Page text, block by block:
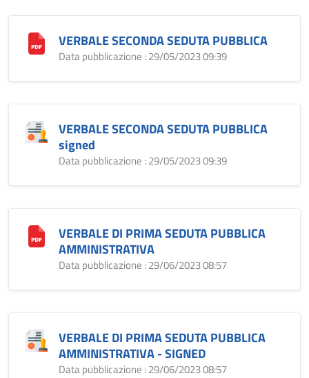
VERBALE SECONDA SEDUTA PUBBLICA
Data pubblicazione : 29/05/2023 09:39
VERBALE SECONDA SEDUTA PUBBLICA
signed
Data pubblicazione : 29/05/2023 09:39
VERBALE DI PRIMA SEDUTA PUBBLICA
AMMINISTRATIVA
Data pubblicazione : 29/06/2023 08:57
VERBALE DI PRIMA SEDUTA PUBBLICA
AMMINISTRATIVA - SIGNED
Data pubblicazione : 29/06/2023 08:57